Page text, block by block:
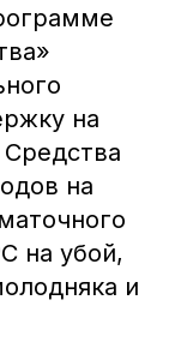
на
на
на убой,
и